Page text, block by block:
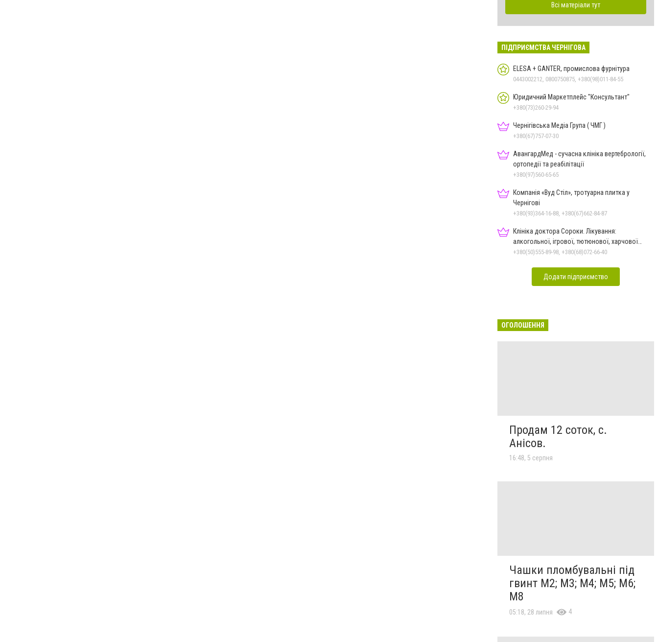
Всі матеріали тут
ПІДПРИЄМСТВА ЧЕРНІГОВА
ELESA + GANTER, промислова фурнітура
0443002212, 0800750875, +380(98)011-84-55
Юридичний Маркетплейс "Консультант"
+380(73)260-29-94
Чернігівська Медіа Група ( ЧМГ )
+380(67)757-07-30
АвангардМед - сучасна клініка вертебрології,
ортопедії та реабілітації
+380(97)560-65-65
Компанія «Вуд Стіл», тротуарна плитка у
Чернігові
+380(93)364-16-88, +380(67)662-84-87
Клініка доктора Сороки. Лікування:
алкогольної, ігрової, тютюнової, харчової
залежностей, неврозів т
+380(50)555-89-98, +380(68)072-66-40
Додати підприємство
ОГОЛОШЕННЯ
Продам 12 соток, с.
Анісов.
16:48, 5 серпня
Чашки пломбувальні під
гвинт М2; М3; М4; М5; М6;
М8
05:18, 28 липня 4